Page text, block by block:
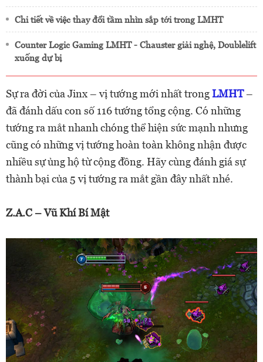
Chi tiết về việc thay đổi tầm nhìn sắp tới trong LMHT
Counter Logic Gaming LMHT - Chauster giải nghệ, Doublelift
xuống dự bị
Sự ra đời của Jinx – vị tướng mới nhất trongLMHT–
đã đánh dấu con số 116 tướng tổng cộng. Có những
tướng ra mắt nhanh chóng thể hiện sức mạnh nhưng
cũng có những vị tướng hoàn toàn không nhận được
nhiều sự ủng hộ từ cộng đồng. Hãy cùng đánh giá sự
thành bại của 5 vị tướng ra mắt gần đây nhất nhé.
Z.A.C – Vũ Khí Bí Mật